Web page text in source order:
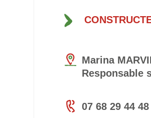
Marina
Responsable
07 68 29 44 48